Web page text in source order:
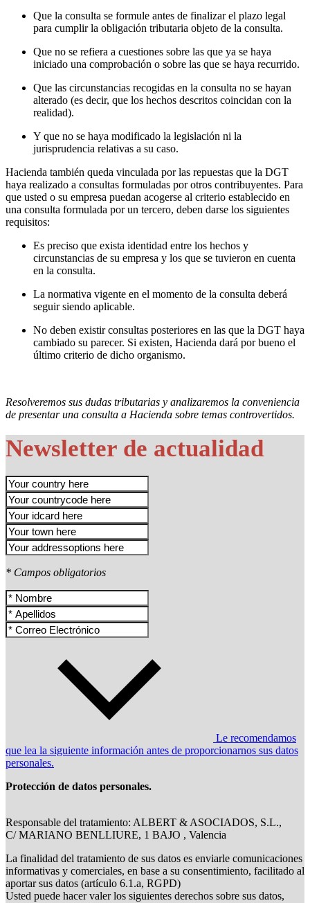
Que la consulta se formule antes de finalizar el plazo legal
para cumplir la obligación tributaria objeto de la consulta.
Que no se refiera a cuestiones sobre las que ya se haya
iniciado una comprobación o sobre las que se haya recurrido.
Que las circunstancias recogidas en la consulta no se hayan
alterado (es decir, que los hechos descritos coincidan con la
realidad).
Y que no se haya modificado la legislación ni la
jurisprudencia relativas a su caso.
Hacienda también queda vinculada por las repuestas que la DGT
haya realizado a consultas formuladas por otros contribuyentes. Para
que usted o su empresa puedan acogerse al criterio establecido en
una consulta formulada por un tercero, deben darse los siguientes
requisitos:
Es preciso que exista identidad entre los hechos y
circunstancias de su empresa y los que se tuvieron en cuenta
en la consulta.
La normativa vigente en el momento de la consulta deberá
seguir siendo aplicable.
No deben existir consultas posteriores en las que la DGT haya
cambiado su parecer. Si existen, Hacienda dará por bueno el
último criterio de dicho organismo.
Resolveremos sus dudas tributarias y analizaremos la conveniencia
de presentar una consulta a Hacienda sobre temas controvertidos.
Newsletter de actualidad
* Campos obligatorios
Le recomendamos
que lea la siguiente información antes de proporcionarnos sus datos
personales.
Protección de datos personales.
Responsable del tratamiento: ALBERT & ASOCIADOS, S.L.,
C/ MARIANO BENLLIURE, 1 BAJO , Valencia
La finalidad del tratamiento de sus datos es enviarle comunicaciones
informativas y comerciales, en base a su consentimiento, facilitado al
aportar sus datos (artículo 6.1.a, RGPD)
Usted puede hacer valer los siguientes derechos sobre sus datos,